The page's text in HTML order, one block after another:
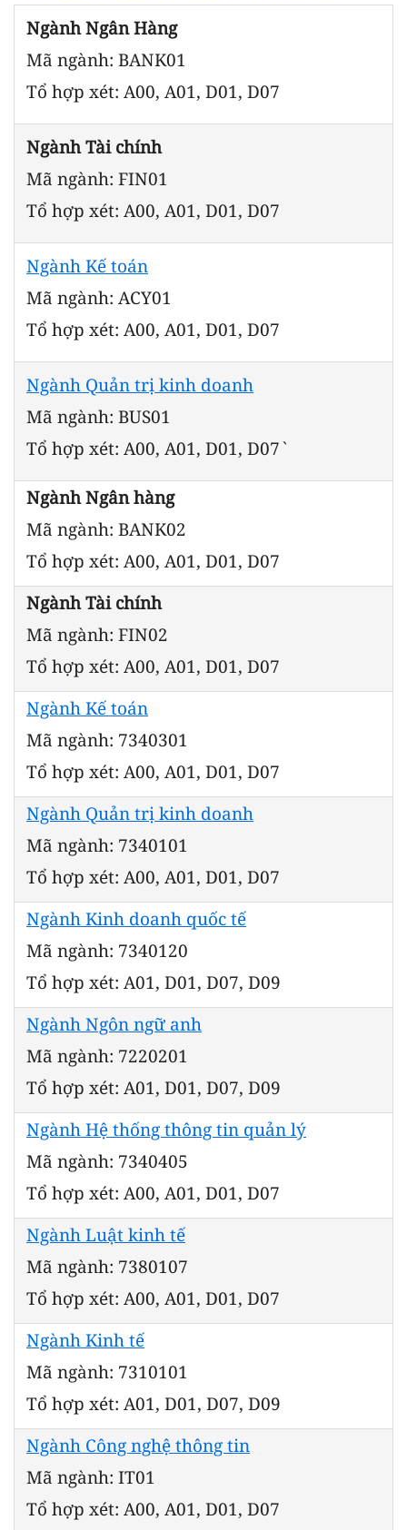
Ngành Ngân Hàng
Mã ngành: BANK01
Tổ hợp xét: A00, A01, D01, D07
Ngành Tài chính
Mã ngành: FIN01
Tổ hợp xét: A00, A01, D01, D07
Ngành Kế toán
Mã ngành: ACY01
Tổ hợp xét: A00, A01, D01, D07
Ngành Quản trị kinh doanh
Mã ngành: BUS01
Tổ hợp xét: A00, A01, D01, D07`
Ngành Ngân hàng
Mã ngành: BANK02
Tổ hợp xét: A00, A01, D01, D07
Ngành Tài chính
Mã ngành: FIN02
Tổ hợp xét: A00, A01, D01, D07
Ngành Kế toán
Mã ngành: 7340301
Tổ hợp xét: A00, A01, D01, D07
Ngành Quản trị kinh doanh
Mã ngành: 7340101
Tổ hợp xét: A00, A01, D01, D07
Ngành Kinh doanh quốc tế
Mã ngành: 7340120
Tổ hợp xét: A01, D01, D07, D09
Ngành Ngôn ngữ anh
Mã ngành: 7220201
Tổ hợp xét: A01, D01, D07, D09
Ngành Hệ thống thông tin quản lý
Mã ngành: 7340405
Tổ hợp xét: A00, A01, D01, D07
Ngành Luật kinh tế
Mã ngành: 7380107
Tổ hợp xét: A00, A01, D01, D07
Ngành Kinh tế
Mã ngành: 7310101
Tổ hợp xét: A01, D01, D07, D09
Ngành Công nghệ thông tin
Mã ngành: IT01
Tổ hợp xét: A00, A01, D01, D07